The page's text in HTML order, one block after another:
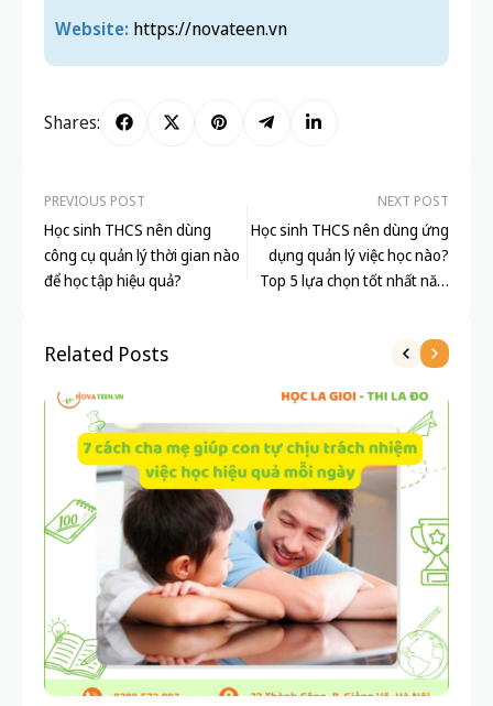
Website: https://novateen.vn
Shares:
PREVIOUS POST
Học sinh THCS nên dùng
công cụ quản lý thời gian nào
để học tập hiệu quả?
NEXT POST
Học sinh THCS nên dùng ứng
dụng quản lý việc học nào?
Top 5 lựa chọn tốt nhất năm
Related Posts